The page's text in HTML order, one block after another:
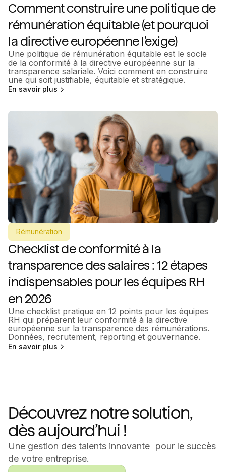
Comment construire une politique de
rémunération équitable (et pourquoi
la directive européenne l'exige)
Une politique de rémunération équitable est le socle
de la conformité à la directive européenne sur la
transparence salariale. Voici comment en construire
une qui soit justifiable, équitable et stratégique.
En savoir plus
Rémunération
Checklist de conformité à la
transparence des salaires : 12 étapes
indispensables pour les équipes RH
en 2026
Une checklist pratique en 12 points pour les équipes
RH qui préparent leur conformité à la directive
européenne sur la transparence des rémunérations.
Données, recrutement, reporting et gouvernance.
En savoir plus
Découvrez notre solution,
dès aujourd’hui !
Une gestion des talents innovante pour le succès
de votre entreprise.